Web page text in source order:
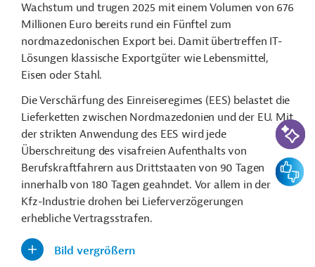
Wachstum und trugen 2025 mit einem Volumen von 676
Millionen Euro bereits rund ein Fünftel zum
nordmazedonischen Export bei. Damit übertreffen IT-
Lösungen klassische Exportgüter wie Lebensmittel,
Eisen oder Stahl.
Die Verschärfung des Einreiseregimes (EES) belastet die
Lieferketten zwischen Nordmazedonien und der EU. Mit
der strikten Anwendung des EES wird jede
Überschreitung des visafreien Aufenthalts von
Berufskraftfahrern aus Drittstaaten von 90 Tagen
innerhalb von 180 Tagen geahndet. Vor allem in der
Kfz-Industrie drohen bei Lieferverzögerungen
erhebliche Vertragsstrafen.
Bild vergrößern
KI-